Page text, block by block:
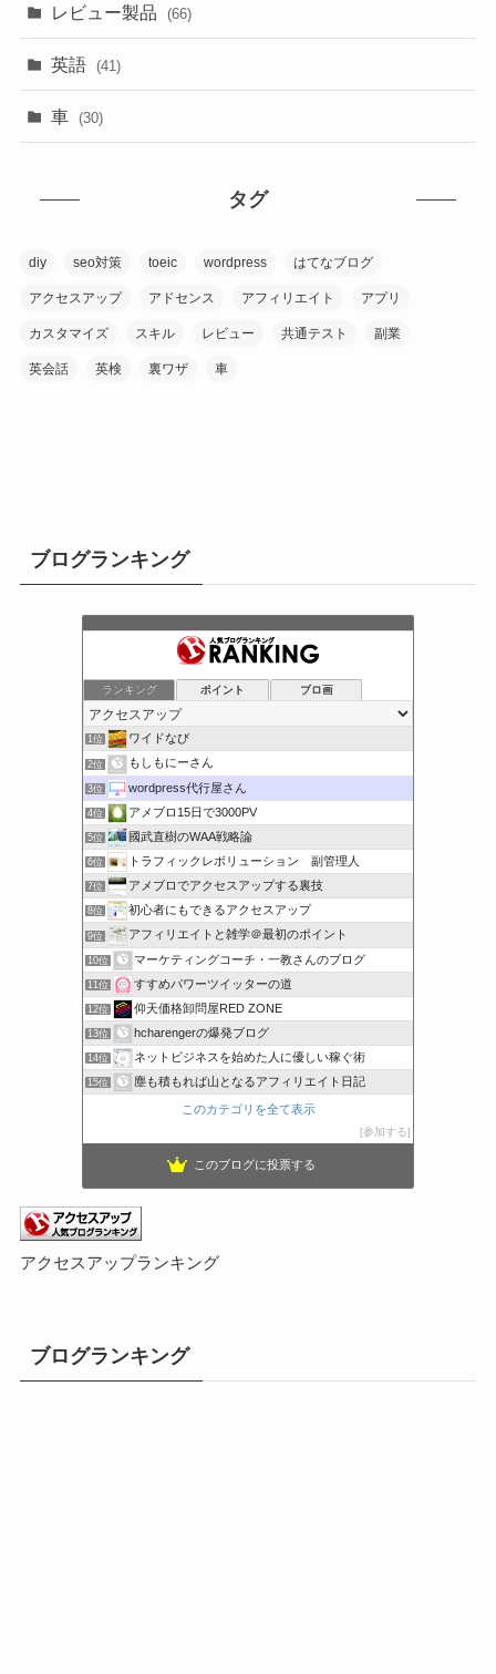
(17)
レビュー製品 (66)
英語 (41)
車 (30)
タグ
diy seo対策 toeic wordpress はてなブログ
アクセスアップ アドセンス アフィリエイト アプリ
カスタマイズ スキル レビュー 共通テスト 副業
英会話 英検 裏ワザ 車
ブログランキング
ランキング ポイント ブロ画
1位 ワイドなび
2位 もしもにーさん
3位 wordpress代行屋さん
4位 アメブロ15日で3000PV
5位 國武直樹のWAA戦略論
6位 トラフィックレボリューション 副管理人
7位 アメブロでアクセスアップする裏技
8位 初心者にもできるアクセスアップ
9位 アフィリエイトと雑学＠最初のポイント
10位 マーケティングコーチ・一教さんのブログ
11位 すすめパワーツイッターの道
12位 仰天価格卸問屋RED ZONE
13位 hcharengerの爆発ブログ
14位 ネットビジネスを始めた人に優しい稼ぐ術
15位 塵も積もれば山となるアフィリエイト日記
このカテゴリを全て表示
参加する
このブログに投票する
アクセスアップランキング
ブログランキング